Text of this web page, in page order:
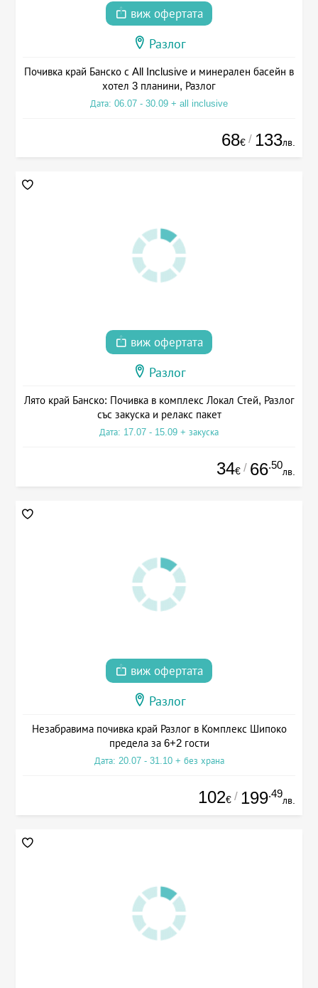
виж офертата
Разлог
Почивка край Банско с All Inclusive и минерален басейн в
хотел 3 планини, Разлог
Дата: 06.07 - 30.09 + all inclusive
68€ / 133лв.
виж офертата
Разлог
Лято край Банско: Почивка в комплекс Локал Стей, Разлог
със закуска и релакс пакет
Дата: 17.07 - 15.09 + закуска
34€ / 66.50
лв.
виж офертата
Разлог
Незабравима почивка край Разлог в Комплекс Шипоко
предела за 6+2 гости
Дата: 20.07 - 31.10 + без храна
102€ / 199.49
лв.